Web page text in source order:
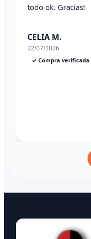
todo ok. Gracias!
CELIA M.
22/07/2026
✓ Compra verificada